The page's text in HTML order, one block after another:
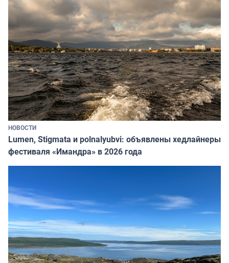
НОВОСТИ
Lumen, Stigmata и polnalyubvi: объявлены хедлайнеры
фестиваля «Имандра» в 2026 года